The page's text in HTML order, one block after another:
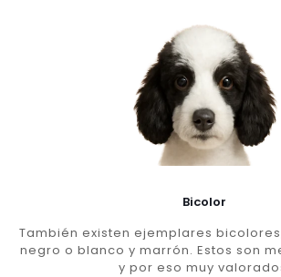
Bicolor
También existen ejemplares
negro o blanco y marrón. Estos son
y por eso muy